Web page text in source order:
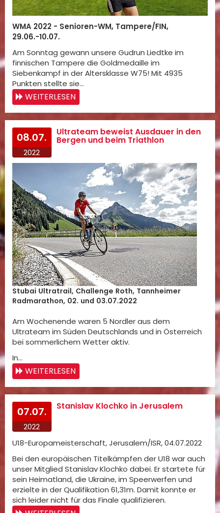
WMA 2022 - Senioren-WM, Tampere/FIN,
29.06.-10.07.
Am Sonntag gewann unsere Gudrun Liedtke im
finnischen Tampere die Goldmedaille im
Siebenkampf in der Altersklasse W75! Mit 4935
Punkten stellte sie…
WEITERLESEN
08.07.
2022
Ultrateam beweist Ausdauer in den
Bergen und beim Triathlon
Stubai Ultratrail, Challenge Roth, Tannheimer
Radmarathon, 02. und 03.07.2022
Am Wochenende waren 5 Nordler aus dem
Ultrateam im Süden Deutschlands und in Österreich
bei sommerlichem Wetter aktiv.
In…
WEITERLESEN
07.07.
2022
Stanislav Klochko in Jerusalem
U18-Europameisterschaft, Jerusalem/ISR, 04.07.2022
Bei den europäischen Titelkämpfen der U18 war auch
unser Mitglied Stanislav Klochko dabei. Er startete für
sein Heimatland, die Ukraine, im Speerwerfen und
erzielte in der Qualifikation 61,31m. Damit konnte er
sich leider nicht für das Finale qualifizieren.